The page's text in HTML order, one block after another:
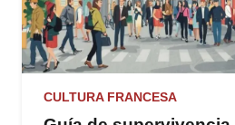
CULTURA FRANCESA